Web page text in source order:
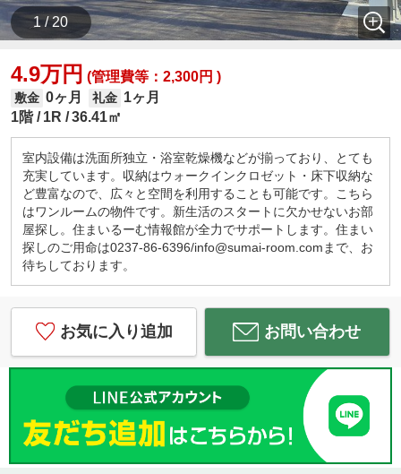
1 / 20
4.9万円 (管理費等：2,300円 )
敷金 0ヶ月 礼金 1ヶ月
1階
1R 36.41㎡
室内設備は洗面所独立・浴室乾燥機などが揃っており、とても
充実しています。収納はウォークインクロゼット・床下収納な
ど豊富なので、広々と空間を利用することも可能です。こちら
はワンルームの物件です。新生活のスタートに欠かせないお部
屋探し。住まいるーむ情報館が全力でサポートします。住まい
探しのご用命は0237-86-6396/info@sumai-room.comまで、お
待ちしております。
お気に入り追加 お問い合わせ